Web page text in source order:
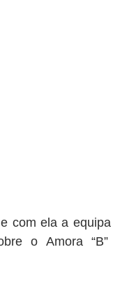
com ela a
o Amora “B”